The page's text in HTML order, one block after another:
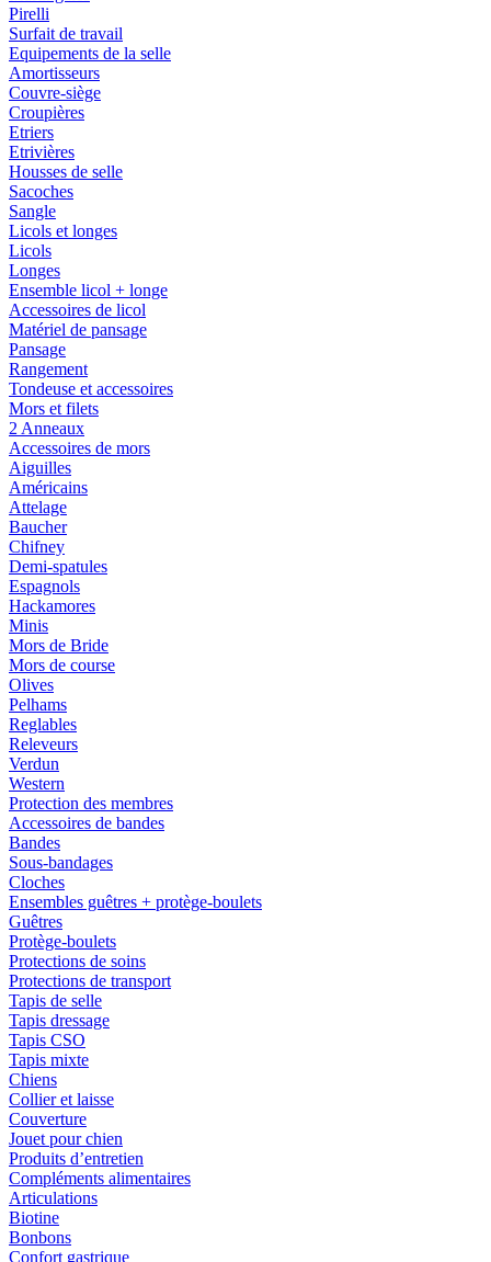
Pirelli
Surfait de travail
Equipements de la selle
Amortisseurs
Couvre-siège
Croupières
Etriers
Etrivières
Housses de selle
Sacoches
Sangle
Licols et longes
Licols
Longes
Ensemble licol + longe
Accessoires de licol
Matériel de pansage
Pansage
Rangement
Tondeuse et accessoires
Mors et filets
2 Anneaux
Accessoires de mors
Aiguilles
Américains
Attelage
Baucher
Chifney
Demi-spatules
Espagnols
Hackamores
Minis
Mors de Bride
Mors de course
Olives
Pelhams
Reglables
Releveurs
Verdun
Western
Protection des membres
Accessoires de bandes
Bandes
Sous-bandages
Cloches
Ensembles guêtres + protège-boulets
Guêtres
Protège-boulets
Protections de soins
Protections de transport
Tapis de selle
Tapis dressage
Tapis CSO
Tapis mixte
Chiens
Collier et laisse
Couverture
Jouet pour chien
Produits d’entretien
Compléments alimentaires
Articulations
Biotine
Bonbons
Confort gastrique